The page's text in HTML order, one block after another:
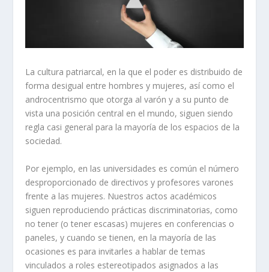
La cultura patriarcal, en la que el poder es distribuido de
forma desigual entre hombres y mujeres, así como el
androcentrismo que otorga al varón y a su punto de
vista una posición central en el mundo, siguen siendo
regla casi general para la mayoría de los espacios de la
sociedad.
Por ejemplo, en las universidades es común el número
desproporcionado de directivos y profesores varones
frente a las mujeres. Nuestros actos académicos
siguen reproduciendo prácticas discriminatorias, como
no tener (o tener escasas) mujeres en conferencias o
paneles, y cuando se tienen, en la mayoría de las
ocasiones es para invitarles a hablar de temas
vinculados a roles estereotipados asignados a las